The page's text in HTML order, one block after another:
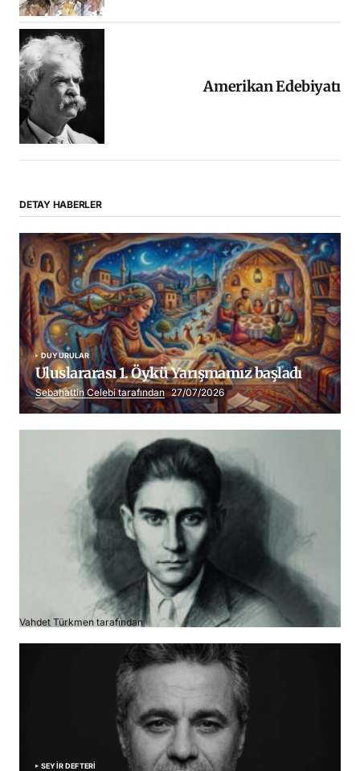
Amerikan Edebiyatı
DETAY HABERLER
DUYURULAR
Uluslararası 1. Öykü Yarışmamız başladı
Sebahattin Celebi tarafından 27/07/2026
Franz Kafka
Vahdet Türkmen tarafından 06/07/2026
SEYIR DEFTERI